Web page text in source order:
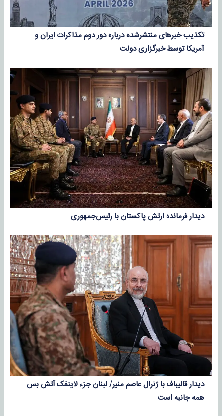
تکذیب خبرهای منتشرشده درباره دور دوم مذاکرات ایران و
آمریکا توسط خبرگزاری دولت
دیدار فرمانده ارتش پاکستان با رئیس‌جمهوری
دیدار قالیباف با ژنرال عاصم منیر/ لبنان جزء لاینفک آتش بس
همه جانبه است